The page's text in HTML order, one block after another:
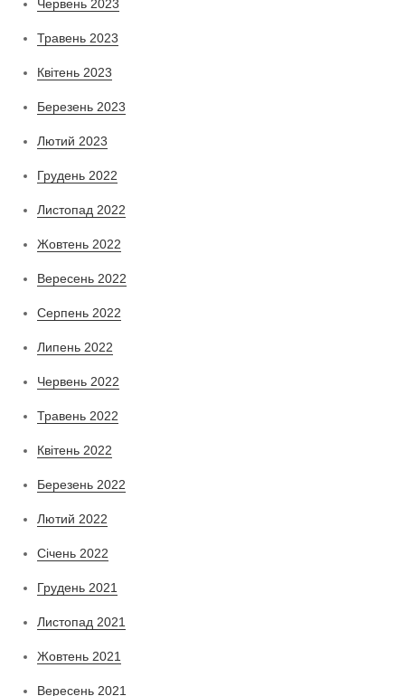
Червень 2023
Травень 2023
Квітень 2023
Березень 2023
Лютий 2023
Грудень 2022
Листопад 2022
Жовтень 2022
Вересень 2022
Серпень 2022
Липень 2022
Червень 2022
Травень 2022
Квітень 2022
Березень 2022
Лютий 2022
Січень 2022
Грудень 2021
Листопад 2021
Жовтень 2021
Вересень 2021